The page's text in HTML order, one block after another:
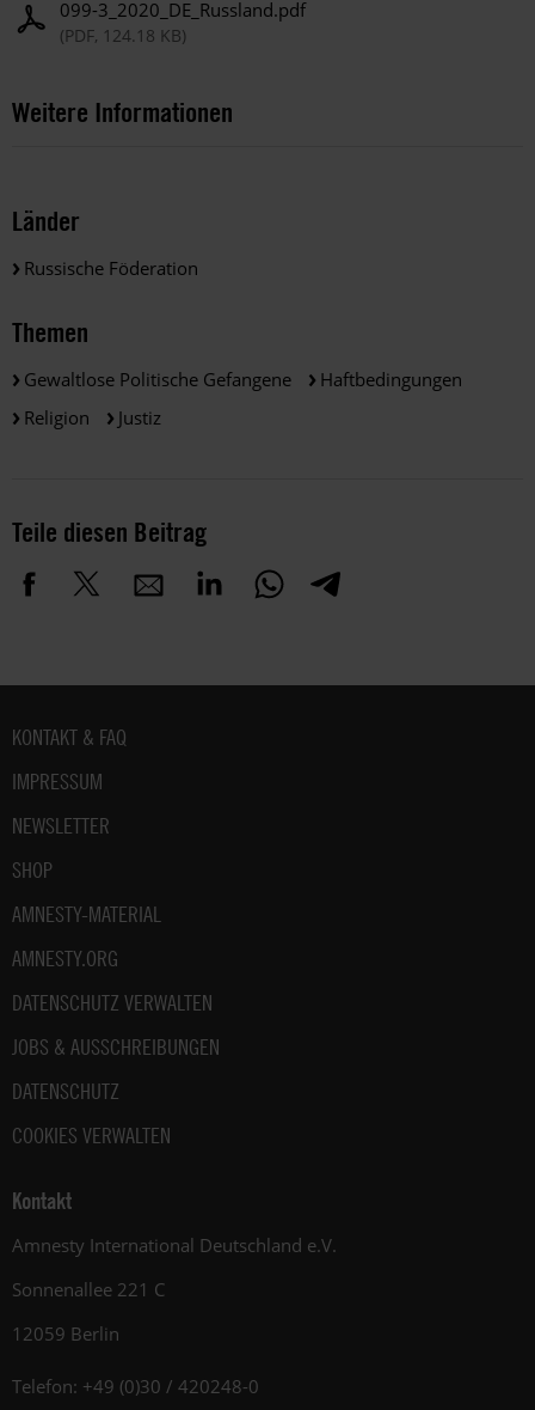
099-3_2020_DE_Russland.pdf
(PDF, 124.18 KB)
Weitere Informationen
Länder
Russische Föderation
Themen
Gewaltlose Politische Gefangene
Haftbedingungen
Religion
Justiz
Teile diesen Beitrag
Fußbereich
KONTAKT & FAQ
IMPRESSUM
NEWSLETTER
SHOP
AMNESTY-MATERIAL
AMNESTY.ORG
DATENSCHUTZ VERWALTEN
JOBS & AUSSCHREIBUNGEN
DATENSCHUTZ
COOKIES VERWALTEN
Kontakt
Amnesty International Deutschland e.V.
Sonnenallee 221 C
12059 Berlin
Telefon: +49 (0)30 / 420248-0